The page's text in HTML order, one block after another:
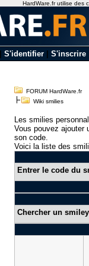
S'identifier| S'inscrire|
FORUM HardWare.fr
Wiki smilies
Les smilies
Vous pouvez ajouter
son code.
Voici la liste des
Entrer le code du
Chercher un
HardWare.fr utilise des